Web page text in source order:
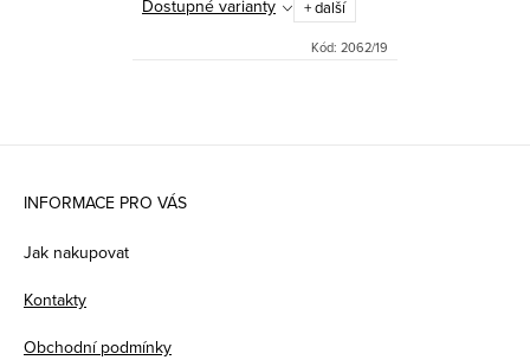
Dostupné varianty + další
Kód: 2062/19
INFORMACE PRO VÁS
Jak nakupovat
Kontakty
Obchodní podmínky